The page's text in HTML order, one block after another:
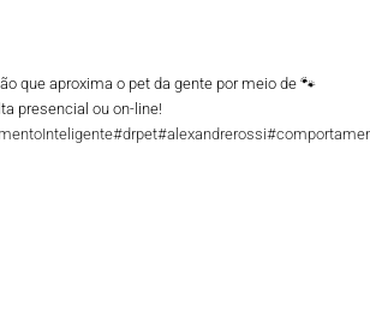
que aproxima o pet da gente por meio de 🐾
presencial ou on-line!
#drpet#alexandrerossi